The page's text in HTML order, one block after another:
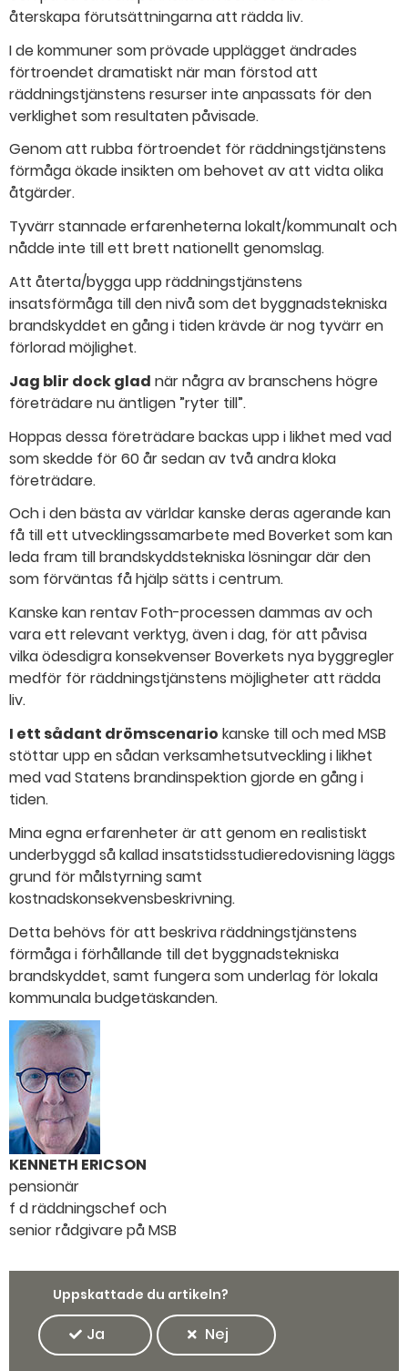
återskapa förutsättningarna att rädda liv.
I de kommuner som prövade upplägget ändrades
förtroendet dramatiskt när man förstod att
räddningstjänstens resurser inte anpassats för den
verklighet som resultaten påvisade.
Genom att rubba förtroendet för räddningstjänstens
förmåga ökade insikten om behovet av att vidta olika
åtgärder.
Tyvärr stannade erfarenheterna lokalt/kommunalt och
nådde inte till ett brett nationellt genomslag.
Att återta/bygga upp räddningstjänstens
insatsförmåga till den nivå som det byggnadstekniska
brandskyddet en gång i tiden krävde är nog tyvärr en
förlorad möjlighet.
Jag blir dock glad när några av branschens högre
företrädare nu äntligen ”ryter till”.
Hoppas dessa företrädare backas upp i likhet med vad
som skedde för 60 år sedan av två andra kloka
företrädare.
Och i den bästa av världar kanske deras agerande kan
få till ett utvecklingssamarbete med Boverket som kan
leda fram till brandskyddstekniska lösningar där den
som förväntas få hjälp sätts i centrum.
Kanske kan rentav Foth-processen dammas av och
vara ett relevant verktyg, även i dag, för att påvisa
vilka ödesdigra konsekvenser Boverkets nya byggregler
medför för räddningstjänstens möjligheter att rädda
liv.
I ett sådant drömscenario kanske till och med MSB
stöttar upp en sådan verksamhetsutveckling i likhet
med vad Statens brandinspektion gjorde en gång i
tiden.
Mina egna erfarenheter är att genom en realistiskt
underbyggd så kallad insatstidsstudieredovisning läggs
grund för målstyrning samt
kostnadskonsekvensbeskrivning.
Detta behövs för att beskriva räddningstjänstens
förmåga i förhållande till det byggnadstekniska
brandskyddet, samt fungera som underlag för lokala
kommunala budgetäskanden.
KENNETH ERICSON
pensionär
f d räddningschef och
senior rådgivare på MSB
Uppskattade du artikeln?
Ja Nej